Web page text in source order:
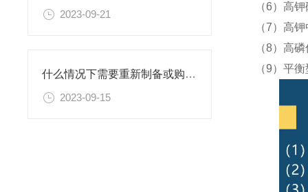
2023-09-21
什么情况下需要重新制备或购置新的乙二胺四乙酸二钠滴定溶液标准物质？
2023-09-15
（6）高
（7）高
（8）高
（9）平